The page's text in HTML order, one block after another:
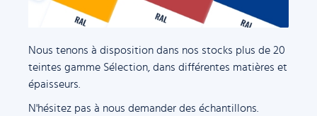
Nous tenons à disposition dans nos stocks plus de 20
teintes gamme Sélection, dans différentes matières et
épaisseurs.
N'hésitez pas à nous demander des échantillons.